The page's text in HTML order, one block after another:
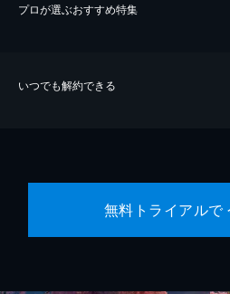
プロが選ぶおすすめ特集
いつでも解約できる
無料トライアルで